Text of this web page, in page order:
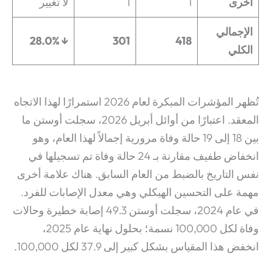
الإجمالي
الكلي
418
301
↓ 28.0%
تُظهر المؤشرات المبكرة لعام 2026 استمرارًا لهذا الاتجاه
المعقد. اعتبارًا من أوائل أبريل 2026، سجلت أوستن ما
بين 18 إلى 19 حالة وفاة مرورية إجمالاً لهذا العام، وهو
انخفاض طفيف مقارنة بـ 24 حالة وفاة تم تسجيلها في
نفس التاريخ بالضبط من العام السابق. هناك علامة أخرى
مهمة على التحسين الهيكلي وهي معدل الإصابات للفرد.
في عام 2024، سجلت أوستن 49.3 إصابة خطيرة وحالات
وفاة لكل 100,000 نسمة؛ بحلول نهاية عام 2025،
انخفض هذا المقياس بشكل كبير إلى 37.9 لكل 100,000.